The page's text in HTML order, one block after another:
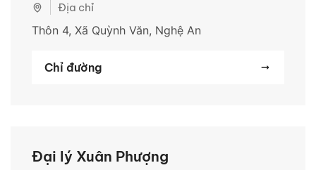
Địa chỉ
Thôn 4, Xã Quỳnh Văn, Nghệ An
Chỉ đường
Đại lý Xuân Phượng